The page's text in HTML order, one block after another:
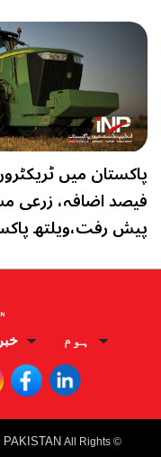
فیصد اضافہ، زرعی
پیش رفت،ویلتھ
ہوم
©
All Rights